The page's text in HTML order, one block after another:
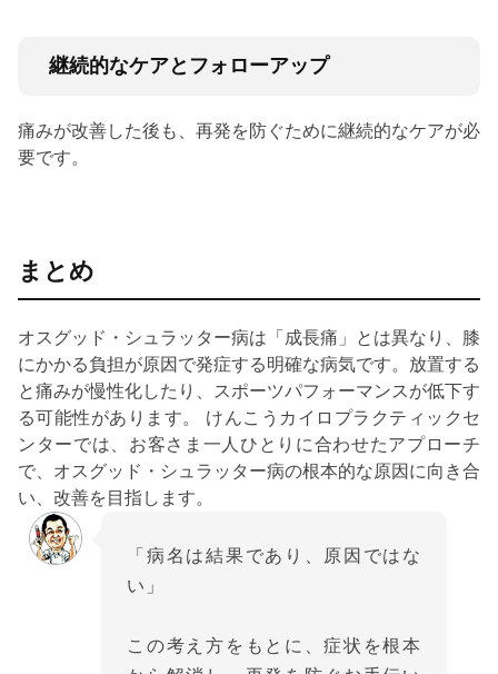
継続的なケアとフォローアップ
痛みが改善した後も、再発を防ぐために継続的なケアが必
要です。
まとめ
オスグッド・シュラッター病は「成長痛」とは異なり、膝
にかかる負担が原因で発症する明確な病気です。放置する
と痛みが慢性化したり、スポーツパフォーマンスが低下す
る可能性があります。 けんこうカイロプラクティックセ
ンターでは、お客さま一人ひとりに合わせたアプローチ
で、オスグッド・シュラッター病の根本的な原因に向き合
い、改善を目指します。
「病名は結果であり、原因ではな
い」
この考え方をもとに、症状を根本